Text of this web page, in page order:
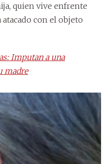
quien vive enfrente
con el objeto
Imputan a una
madre